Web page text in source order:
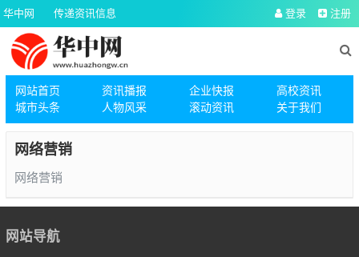
华中网 传递资讯信息 登录 注册
网站首页 资讯播报 企业快报
高校资讯
城市头条
人物风采 滚动资讯 关于我们
网络营销
网络营销
文
章
网站导航